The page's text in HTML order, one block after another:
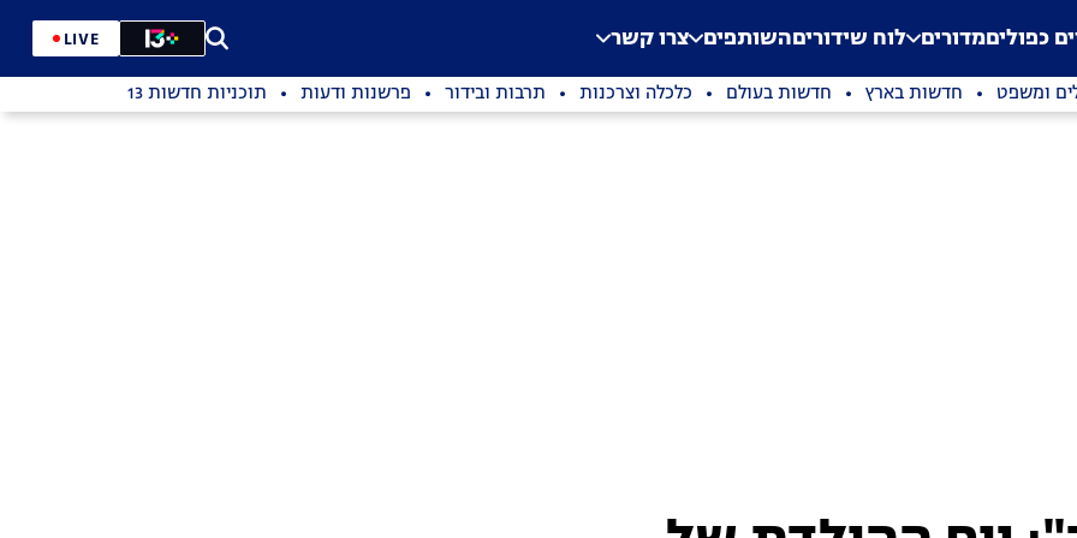
Application error: a
. כפוליםמדורים לוח שידוריםהשותפים צרו קשר LIVE
ומשפט חדשות בארץ חדשות בעולם כלכלה וצרכנות תרבות ובידור פרשנות ודעות תוכניות חדשות 13